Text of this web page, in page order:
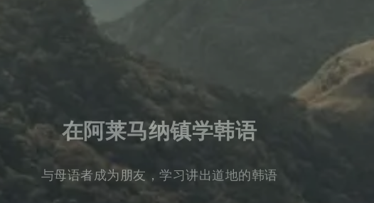
在阿莱马纳镇学韩语
与母语者成为朋友，学习讲出道地的韩语